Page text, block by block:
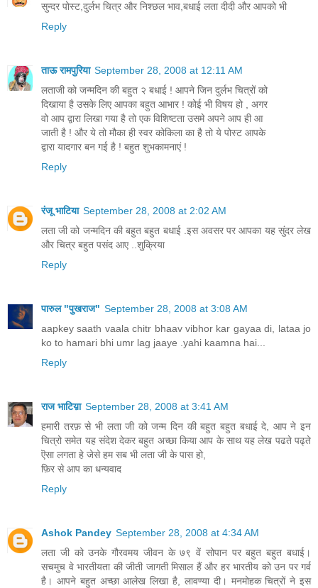
सुन्दर पोस्ट,दुर्लभ चित्र और निश्छल भाव,बधाई लता दीदी और आपको भी
Reply
ताऊ रामपुरिया September 28, 2008 at 12:11 AM
लताजी को जन्मदिन की बहुत २ बधाई ! आपने जिन दुर्लभ चित्रों को
दिखाया है उसके लिए आपका बहुत आभार ! कोई भी विषय हो , अगर
वो आप द्वारा लिखा गया है तो एक विशिष्टता उसमे अपने आप ही आ
जाती है ! और ये तो मौका ही स्वर कोकिला का है तो ये पोस्ट आपके
द्वारा यादगार बन गई है ! बहुत शुभकामनाएं !
Reply
रंजू भाटिया September 28, 2008 at 2:02 AM
लता जी को जन्मदिन की बहुत बहुत बधाई .इस अवसर पर आपका यह सुंदर लेख
और चित्र बहुत पसंद आए ..शुक्रिया
Reply
पारुल "पुखराज" September 28, 2008 at 3:08 AM
aapkey saath vaala chitr bhaav vibhor kar gayaa di, lataa jo
ko to hamari bhi umr lag jaaye .yahi kaamna hai...
Reply
राज भाटिय़ा September 28, 2008 at 3:41 AM
हमारी तरफ़ से भी लता जी को जन्म दिन की बहुत बहुत बधाई दे, आप ने इन
चित्रो समेत यह संदेश देकर बहुत अच्छा किया आप के साथ यह लेख पढते पढ्ते
ऎसा लगता हे जेसे हम सब भी लता जी के पास हो,
फ़िर से आप का धन्यवाद
Reply
Ashok Pandey September 28, 2008 at 4:34 AM
लता जी को उनके गौरवमय जीवन के ७९ वें सोपान पर बहुत बहुत बधाई।
सचमुच वे भारतीयता की जीती जागती मिसाल हैं और हर भारतीय को उन पर गर्व
है। आपने बहुत अच्‍छा आलेख लिखा है, लावण्‍या दी। मनमोहक चित्रों ने इस